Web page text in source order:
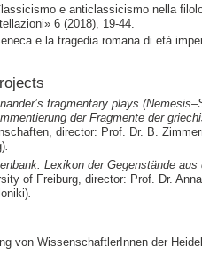
e anticlassicismo nella
6 (2018), 19-44.
e la tragedia romana di età
fragmentary plays
der Fragmente der
director: Prof. Dr. B.
.
Lexikon der Gegenstände
of Freiburg, director: Prof. Dr.
von WissenschaftlerInnen der